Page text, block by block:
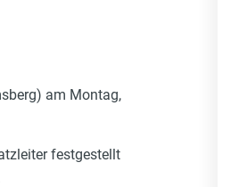
am Montag,
festgestellt